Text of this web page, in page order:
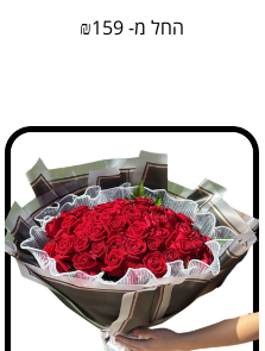
החל מ- ₪159